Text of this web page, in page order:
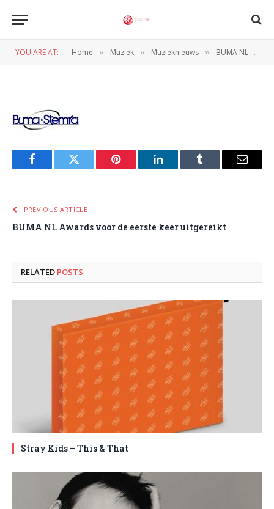
YOU ARE AT: Home » Muziek » Muzieknieuws » BUMA NL Awards voor de eerste keer uitgereikt
FacebookTwitter Pinterest LinkedInTumblr Email
PREVIOUS ARTICLE
BUMA NL Awards voor de eerste keer uitgereikt
RELATED POSTS
Stray Kids – This & That